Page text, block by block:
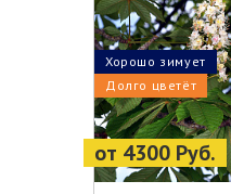
от 4300 Руб.
Долго цветёт
Хорошо зимует